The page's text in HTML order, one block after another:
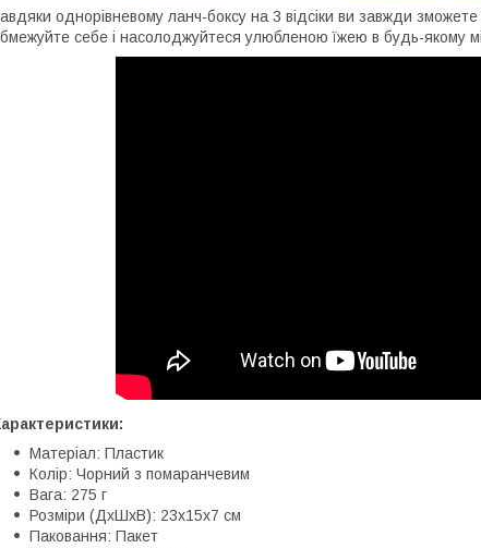
однорівневому ланч-боксу на 3 відсіки ви завжди
себе і насолоджуйтеся улюбленою їжею в будь-якому
Матеріал: Пластик
Колір: Чорний з помаранчевим
Вага: 275 г
Розміри (ДхШхВ): 23х15х7 см
Паковання: Пакет